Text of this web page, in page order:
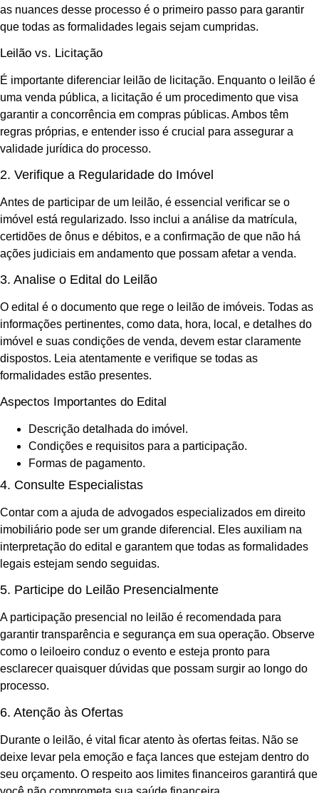
as nuances desse processo é o primeiro passo para garantir
que todas as formalidades legais sejam cumpridas.
Leilão vs. Licitação
É importante diferenciar leilão de licitação. Enquanto o leilão é
uma venda pública, a licitação é um procedimento que visa
garantir a concorrência em compras públicas. Ambos têm
regras próprias, e entender isso é crucial para assegurar a
validade jurídica do processo.
2. Verifique a Regularidade do Imóvel
Antes de participar de um leilão, é essencial verificar se o
imóvel está regularizado. Isso inclui a análise da matrícula,
certidões de ônus e débitos, e a confirmação de que não há
ações judiciais em andamento que possam afetar a venda.
3. Analise o Edital do Leilão
O edital é o documento que rege o leilão de imóveis. Todas as
informações pertinentes, como data, hora, local, e detalhes do
imóvel e suas condições de venda, devem estar claramente
dispostos. Leia atentamente e verifique se todas as
formalidades estão presentes.
Aspectos Importantes do Edital
Descrição detalhada do imóvel.
Condições e requisitos para a participação.
Formas de pagamento.
4. Consulte Especialistas
Contar com a ajuda de advogados especializados em direito
imobiliário pode ser um grande diferencial. Eles auxiliam na
interpretação do edital e garantem que todas as formalidades
legais estejam sendo seguidas.
5. Participe do Leilão Presencialmente
A participação presencial no leilão é recomendada para
garantir transparência e segurança em sua operação. Observe
como o leiloeiro conduz o evento e esteja pronto para
esclarecer quaisquer dúvidas que possam surgir ao longo do
processo.
6. Atenção às Ofertas
Durante o leilão, é vital ficar atento às ofertas feitas. Não se
deixe levar pela emoção e faça lances que estejam dentro do
seu orçamento. O respeito aos limites financeiros garantirá que